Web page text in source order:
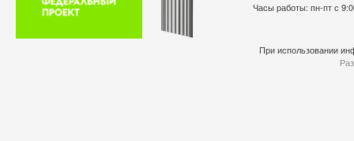
Часы работы: пн-пт с
При использовании